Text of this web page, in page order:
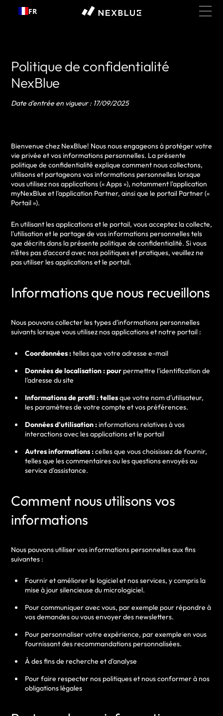
FR
Politique de confidentialité
NexBlue
Date d'entrée en vigueur : 17/09/2025
Bienvenue chez NexBlue! Nous nous engageons à protéger votre
vie privée et vos informations personnelles. La présente
politique de confidentialité explique comment nous collectons,
utilisons et partageons vos informations personnelles lorsque
vous utilisez nos applications (« Apps »), notamment l'application
myNexBlue et l'application Partner, ainsi que le portail Partner («
Portail »).
En utilisant les applications et le portail, vous acceptez la collecte,
l'utilisation et le partage de vos informations personnelles tels
que décrits dans la présente politique de confidentialité. Si vous
n'êtes pas d'accord avec nos politiques et pratiques, veuillez ne
pas utiliser les applications et le portail.
Informations que nous recueillons
Nous pouvons collecter les types d'informations personnelles
suivants lorsque vous utilisez nos applications et notre portail :
Coordonnées :telles que votre adresse e-mail
Données de localisation : pour permettre l'identification de
l'adresse du site
Informations de profil : tellesque votre nom d'utilisateur,
les paramètres de votre compte et vos préférences.
Données d'utilisation :informations relatives à vos
interactions avec les applications et le portail
Autres informations :celles que vous choisissez de fournir,
telles que les commentaires ou les questions envoyés au
service d'assistance.
Comment nous utilisons vos
informations
Nous pouvons utiliser vos informations personnelles aux fins
suivantes :
Fournir et améliorer le logiciel et nos services, y compris la
mise à jour silencieuse du micrologiciel.
Pour communiquer avec vous, par exemple pour répondre à
vos demandes ou vous envoyer des newsletters.
Pour personnaliser votre expérience, par exemple en vous
fournissant des recommandations personnalisées.
À des fins de recherche et d'analyse
Pour faire respecter nos politiques et nous conformer à nos
obligations légales